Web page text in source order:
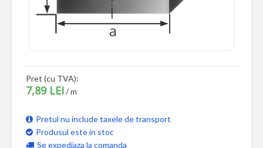
Pret (cu TVA):
7,89 LEI/ m
Pretul nu include taxele de transport
Produsul este in stoc
Se expediaza la comanda